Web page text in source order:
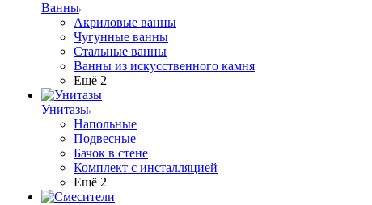
Ванны
Акриловые ванны
Чугунные ванны
Стальные ванны
Ванны из искусственного камня
Ещё 2
Унитазы
Напольные
Подвесные
Бачок в стене
Комплект с инсталляцией
Ещё 2